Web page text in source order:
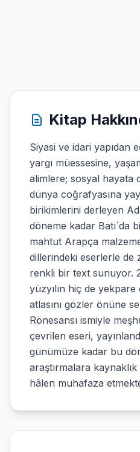
Kitap
Siyasi ve idari yapıdan
yargı müessesine,
alimlere; sosyal hayata
dünya coğrafyasına
birikimlerini derleyen
döneme kadar Batı´da
mahtut Arapça
dillerindeki eserlerle de
renkli bir text sunuyor.
yüzyılın hiç de
atlasını gözler önüne
Rönesansı ismiyle
çevrilen eseri,
günümüze kadar bu
araştırmalara
hâlen muhafaza